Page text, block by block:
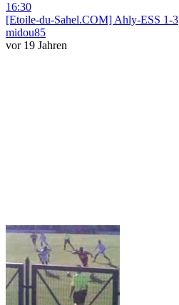
16:30
[Etoile-du-Sahel.COM] Ahly-ESS 1-3
midou85
vor 19 Jahren